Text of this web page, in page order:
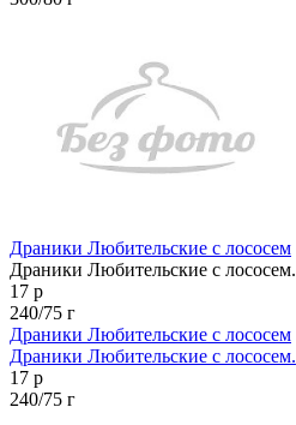
Драники Любительские с лососем
Драники Любительские с лососем.
17 р
240/75 г
Драники Любительские с лососем
Драники Любительские с лососем.
17 р
240/75 г